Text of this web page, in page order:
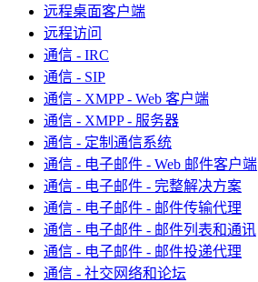
远程桌面客户端
远程访问
通信 - IRC
通信 - SIP
通信 - XMPP - Web 客户端
通信 - XMPP - 服务器
通信 - 定制通信系统
通信 - 电子邮件 - Web 邮件客户端
通信 - 电子邮件 - 完整解决方案
通信 - 电子邮件 - 邮件传输代理
通信 - 电子邮件 - 邮件列表和通讯
通信 - 电子邮件 - 邮件投递代理
通信 - 社交网络和论坛